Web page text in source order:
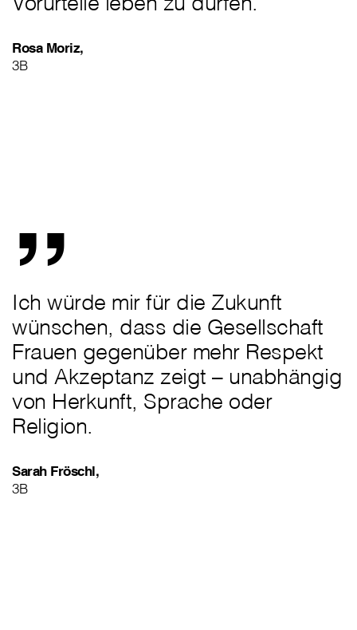
Rosa Moriz,
3B
„
Ich würde mir für die Zukunft
wünschen, dass die Gesellschaft
Frauen gegenüber mehr Respekt
und Akzeptanz zeigt – unabhängig
von Herkunft, Sprache oder
Religion.
Sarah Fröschl,
3B